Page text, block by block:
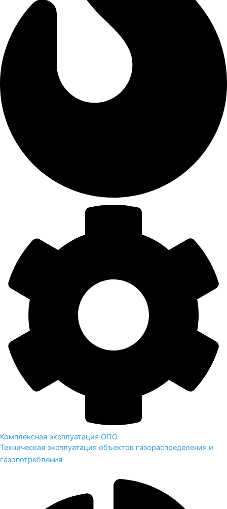
Комплексная эксплуатация ОПО
Техническая эксплуатация объектов газораспределения и
газопотребления